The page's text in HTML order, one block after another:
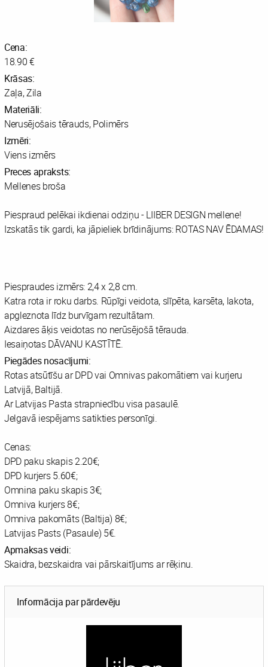
Cena:
18.90 €
Krāsas:
Zaļa, Zila
Materiāli:
Nerusējošais tērauds, Polimērs
Izmēri:
Viens izmērs
Preces apraksts:
Mellenes broša
Piespraud pelēkai ikdienai odziņu - LIIBER DESIGN mellene!
Izskatās tik gardi, ka jāpieliek brīdinājums: ROTAS NAV ĒDAMAS!
Piespraudes izmērs: 2,4 x 2,8 cm.
Katra rota ir roku darbs. Rūpīgi veidota, slīpēta, karsēta, lakota,
apgleznota līdz burvīgam rezultātam.
Aizdares āķis veidotas no nerūsējošā tērauda.
Iesaiņotas DĀVANU KASTĪTĒ.
Piegādes nosacījumi:
Rotas atsūtīšu ar DPD vai Omnivas pakomātiem vai kurjeru
Latvijā, Baltijā.
Ar Latvijas Pasta strapniecību visa pasaulē.
Jelgavā iespējams satikties personīgi.
Cenas:
DPD paku skapis 2.20€;
DPD kurjers 5.60€;
Omnina paku skapis 3€;
Omniva kurjers 8€;
Omniva pakomāts (Baltija) 8€;
Latvijas Pasts (Pasaule) 5€.
Apmaksas veidi:
Skaidra, bezskaidra vai pārskaitījums ar rēķinu.
Informācija par pārdevēju